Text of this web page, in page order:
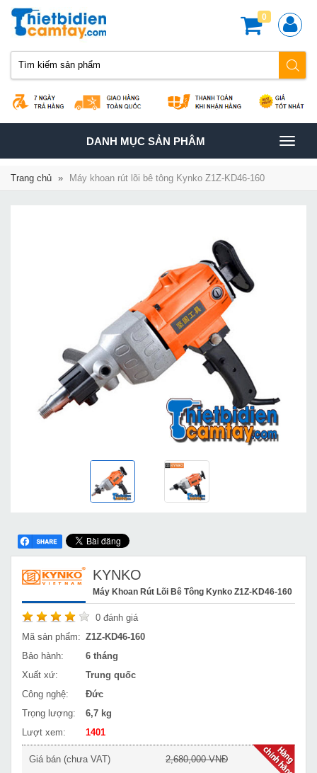
0
TOGGLE
NAVIGATION
DANH MỤC SẢN PHÂM
Trang chủ » Máy khoan rút lõi bê tông Kynko Z1Z-KD46-160
KYNKO
Máy Khoan Rút Lõi Bê Tông Kynko Z1Z-KD46-160
0 đánh giá
Mã sản phẩm: Z1Z-KD46-160
Bảo hành:
6 tháng
Xuất xứ:
Trung quốc
Công nghệ:
Đức
Trọng lượng:
6,7 kg
Lượt xem:
1401
Giá bán (chưa VAT)
2,680,000 VNĐ